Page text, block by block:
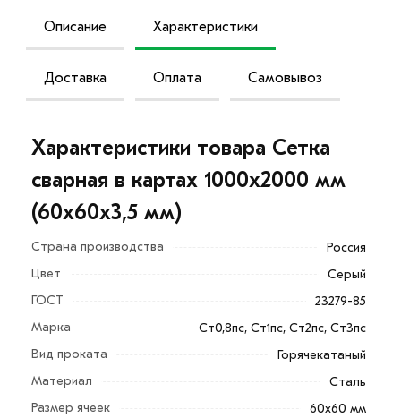
Описание Характеристики
Доставка Оплата Самовывоз
Характеристики товара Сетка
сварная в картах 1000х2000 мм
(60х60х3,5 мм)
Страна производства
Россия
Цвет
Серый
ГОСТ
23279-85
Марка
Ст0,8пс, Ст1пс, Ст2пс, Ст3пс
Вид проката
Горячекатаный
Материал
Сталь
Размер ячеек
60х60 мм